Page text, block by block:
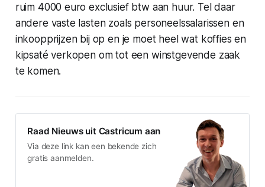
ruim 4000 euro exclusief btw aan huur. Tel daar
andere vaste lasten zoals personeelssalarissen en
inkoopprijzen bij op en je moet heel wat koffies en
kipsaté verkopen om tot een winstgevende zaak
te komen.
Raad Nieuws uit Castricum aan
Via deze link kan een bekende zich
gratis aanmelden.